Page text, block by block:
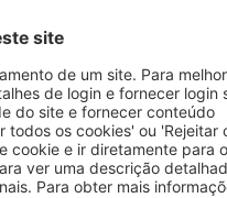
dos
frutas e